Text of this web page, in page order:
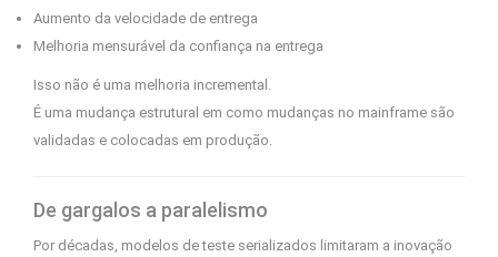
Aumento da velocidade de entrega
Melhoria mensurável da confiança na entrega
Isso não é uma melhoria incremental.
É uma mudança estrutural em como mudanças no mainframe são
validadas e colocadas em produção.
De gargalos a paralelismo
Por décadas, modelos de teste serializados limitaram a inovação